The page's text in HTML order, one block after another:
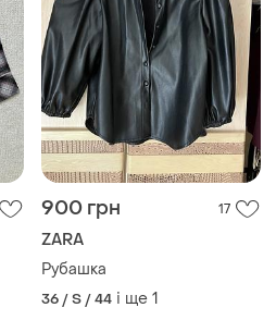
900 грн 17
ZARA
Рубашка
36 / S / 44 і ще 1